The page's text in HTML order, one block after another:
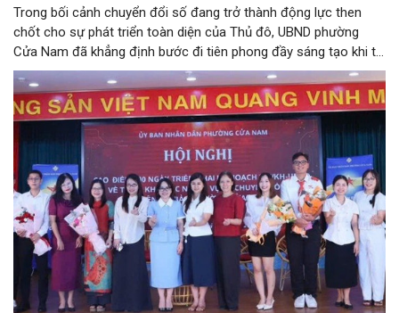
Trong bối cảnh chuyển đổi số đang trở thành động lực then
chốt cho sự phát triển toàn diện của Thủ đô, UBND phường
Cửa Nam đã khẳng định bước đi tiên phong đầy sáng tạo khi tổ
chức phiên livestream đặc biệt với chủ đề: “MEGALIVE -
Phường Cửa Nam – Khám phá di sản, kết nối văn hóa”. Sự kiện
diễn ra ngày 31/7 do phường Cửa Nam tổ chức đã thu hút sự
quan tâm đông đảo của hàng ngàn cán bộ, đảng viên, người
dân trên kênh TikTok chính thức của UBND phường Cửa Nam và
các kênh của đơn vị đồng hành.